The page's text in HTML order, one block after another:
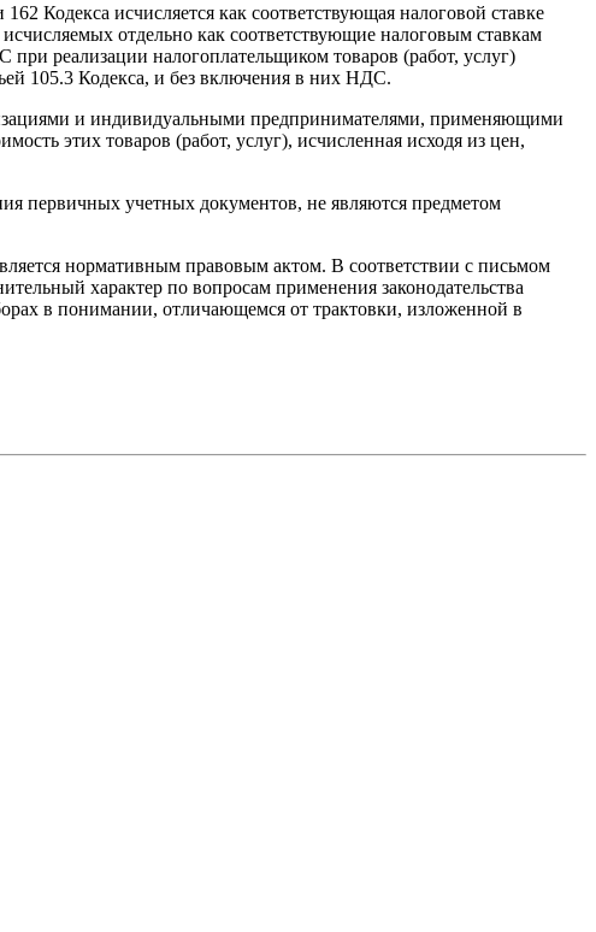
Кодекса исчисляется как соответствующая налоговой ставке
отдельно как соответствующие налоговым ставкам
реализации налогоплательщиком товаров (работ, услуг)
105.3 Кодекса, и без включения в них НДС.
и индивидуальными предпринимателями, применяющими
этих товаров (работ, услуг), исчисленная исходя из цен,
первичных учетных документов, не являются предметом
нормативным правовым актом. В соответствии с письмом
характер по вопросам применения законодательства
в понимании, отличающемся от трактовки, изложенной в